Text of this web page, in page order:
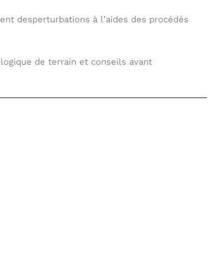
desperturbations à l’aides des procédés
de terrain et conseils avant